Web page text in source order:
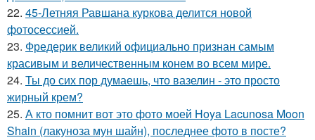
22. 45-Летняя Равшана куркова делится новой
фотосессией.
23. Фредерик великий официально признан самым
красивым и величественным конем во всем мире.
24. Ты до сих пор думаешь, что вазелин - это просто
жирный крем?
25. А кто помнит вот это фото моей Hoya Lacunosa Moon
Shain (лакуноза мун шайн), последнее фото в посте?